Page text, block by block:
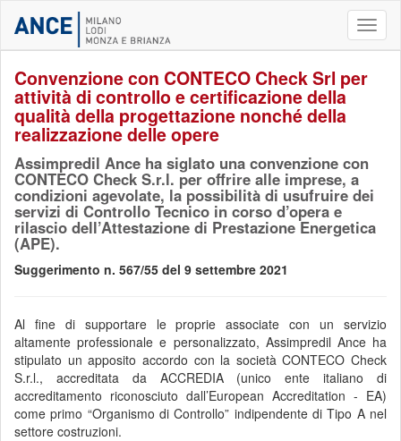
Convenzione con CONTECO Check Srl per
attività di controllo e certificazione della
qualità della progettazione nonché della
realizzazione delle opere
Assimpredil Ance ha siglato una convenzione con
CONTECO Check S.r.l. per offrire alle imprese, a
condizioni agevolate, la possibilità di usufruire dei
servizi di Controllo Tecnico in corso d’opera e
rilascio dell’Attestazione di Prestazione Energetica
(APE).
Suggerimento n. 567/55 del 9 settembre 2021
Al fine di supportare le proprie associate con un servizio
altamente professionale e personalizzato, Assimpredil Ance ha
stipulato un apposito accordo con la società CONTECO Check
S.r.l., accreditata da ACCREDIA (unico ente italiano di
accreditamento riconosciuto dall’European Accreditation - EA)
come primo “Organismo di Controllo” indipendente di Tipo A nel
settore costruzioni.